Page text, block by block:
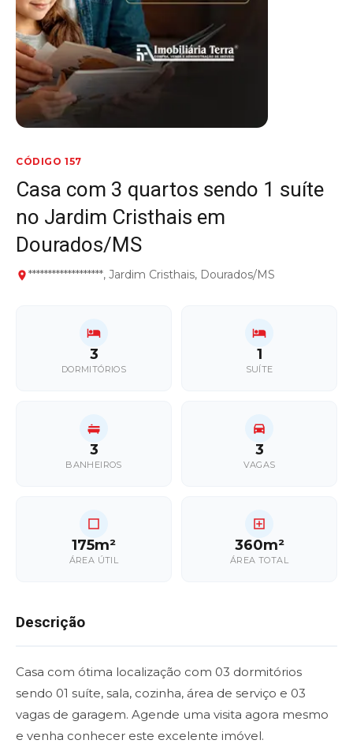
CÓDIGO 157
Casa com 3 quartos sendo 1 suíte
no Jardim Cristhais em
Dourados/MS
*******************, Jardim Cristhais, Dourados/MS
3
DORMITÓRIOS
1
SUÍTE
3
BANHEIROS
3
VAGAS
175m²
ÁREA ÚTIL
360m²
ÁREA TOTAL
Descrição
Casa com ótima localização com 03 dormitórios
sendo 01 suíte, sala, cozinha, área de serviço e 03
vagas de garagem. Agende uma visita agora mesmo
e venha conhecer este excelente imóvel.